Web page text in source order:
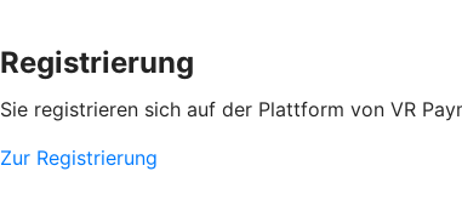
Registrierung
Sie registrieren sich auf der Plattform von VR
Zur Registrierung